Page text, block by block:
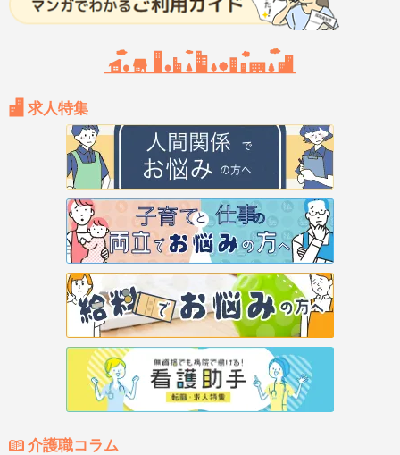
求人特集
介護職コラム